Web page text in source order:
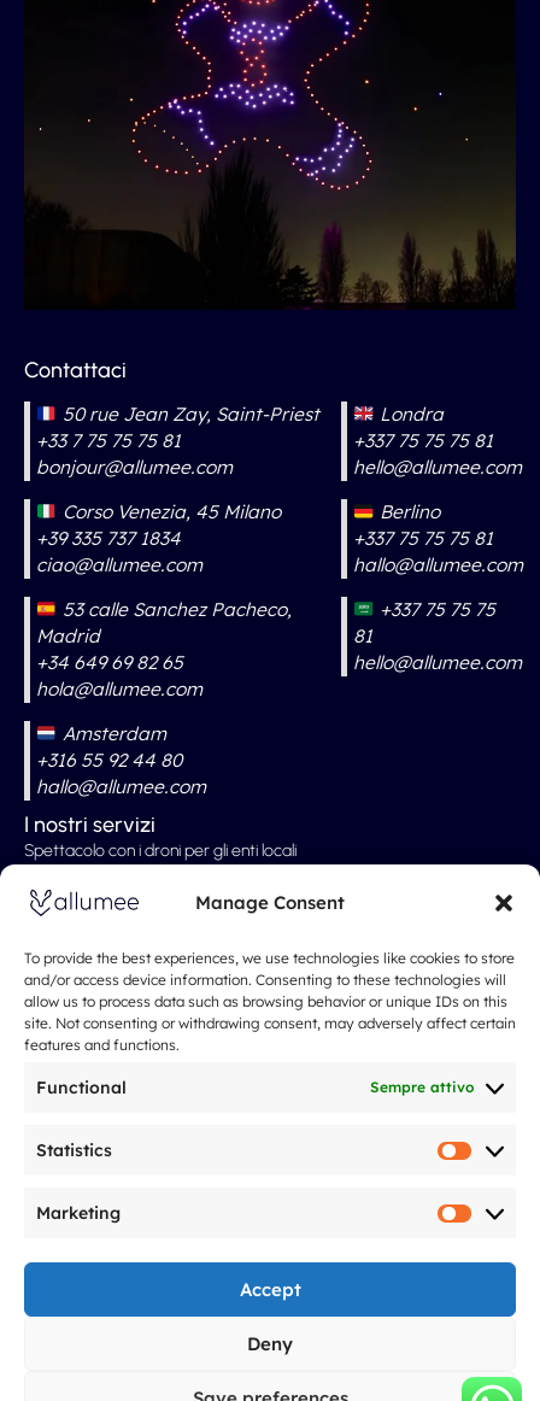
Manage Consent
To provide the best experiences, we use technologies like cookies to store
and/or access device information. Consenting to these technologies will
allow us to process data such as browsing behavior or unique IDs on this
site. Not consenting or withdrawing consent, may adversely affect certain
features and functions.
Functional Sempre attivo
Statistics
Marketing
Accept
Deny
Contattaci
50 rue Jean Zay, Saint-Priest
+33 7 75 75 75 81
bonjour@allumee.com
Corso Venezia, 45 Milano
+39 335 737 1834
ciao@allumee.com
53 calle Sanchez Pacheco,
Madrid
+34 649 69 82 65
hola@allumee.com
Amsterdam
+316 55 92 44 80
hallo@allumee.com
Londra
+337 75 75 75 81
hello@allumee.com
Berlino
+337 75 75 75 81
hallo@allumee.com
+337 75 75 75
81
hello@allumee.com
I nostri servizi
Spettacolo con i droni per gli enti locali
Spettacolo con droni professionali
Spettacolo con i droni ai matrimoni
Spettacolo con i droni per eventi
Spettacoli di Natale e Capodanno
Le nostre tariffe
Riguardo a
Spectacle de drones
Cosa dicono di noi
Domande frequenti
Y
o